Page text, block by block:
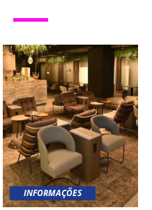
INFORMAÇÕES